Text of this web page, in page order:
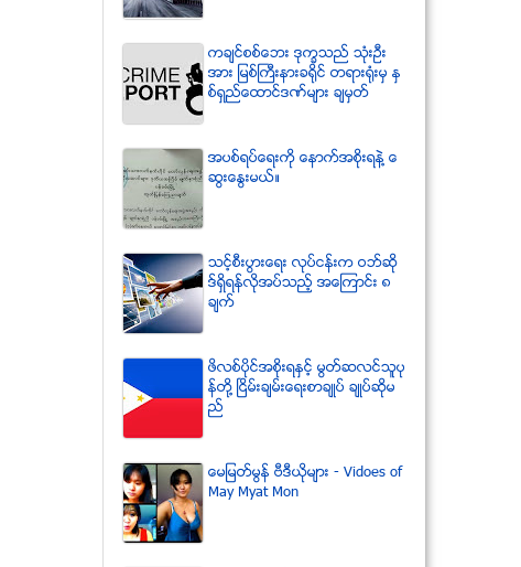
ကခ်င္စစ္ေဘး ဒုကၡသည္ သံုးဦး
အား ျမစ္ႀကီးနားခရိုင္ တရားရံုးမွ ႏွ
စ္ရွည္ေထာင္ဒဏ္မ်ား ခ်မွတ္
အပစ္ရပ္ေရးကို ေနာက္အစိုးရနဲ႔ ေ
ဆြးေႏြးမယ္။
သင့္စီးပြားေရး လုပ္ငန္းက ဝဘ္ဆို
ဒ္ရွိရန္လိုအပ္သည့္ အေၾကာင္း ၈
ခ်က္
ဖိလစ္ပိုင္အစိုးရႏွင့္ မြတ္ဆလင္သူပု
န္တို႔ ၿငိမ္းခ်မ္းေရးစာခ်ဳပ္ ခ်ဳပ္ဆိုမ
ည္
ေမျမတ္မြန္ ဗီဒီယုိမ်ား - Vidoes of
May Myat Mon